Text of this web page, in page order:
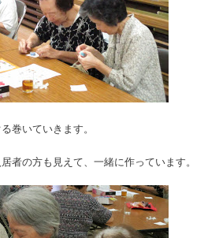
巻いていきます。
者の方も見えて、一緒に作っています。